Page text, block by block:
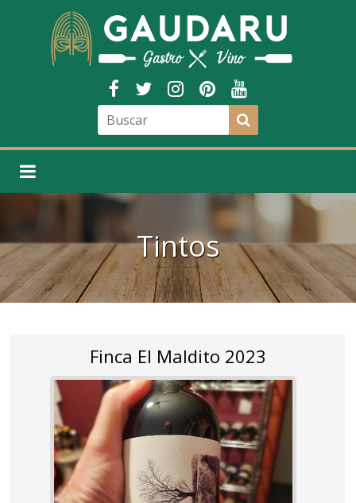
Tintos
Finca El Maldito 2023